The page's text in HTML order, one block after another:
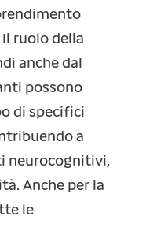
ruolo della
anche dal
possono
di specifici
a
neurocognitivi,
Anche per la
le